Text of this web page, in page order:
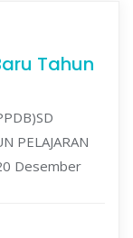
Tahun
PELAJARAN
Desember